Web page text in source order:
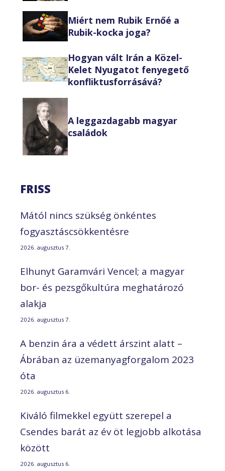
Miért nem Rubik Ernőé a
Rubik-kocka joga?
Hogyan vált Irán a Közel-
Kelet Nyugatot fenyegető
konfliktusforrásává?
A leggazdagabb magyar
családok
FRISS
Mától nincs szükség önkéntes
fogyasztáscsökkentésre
2026. augusztus 7.
Elhunyt Garamvári Vencel; a magyar
bor- és pezsgőkultúra meghatározó
alakja
2026. augusztus 7.
A benzin ára a védett árszint alatt –
Ábrában az üzemanyagforgalom 2023
óta
2026. augusztus 6.
Kiváló filmekkel együtt szerepel a
Csendes barát az év öt legjobb alkotása
között
2026. augusztus 6.